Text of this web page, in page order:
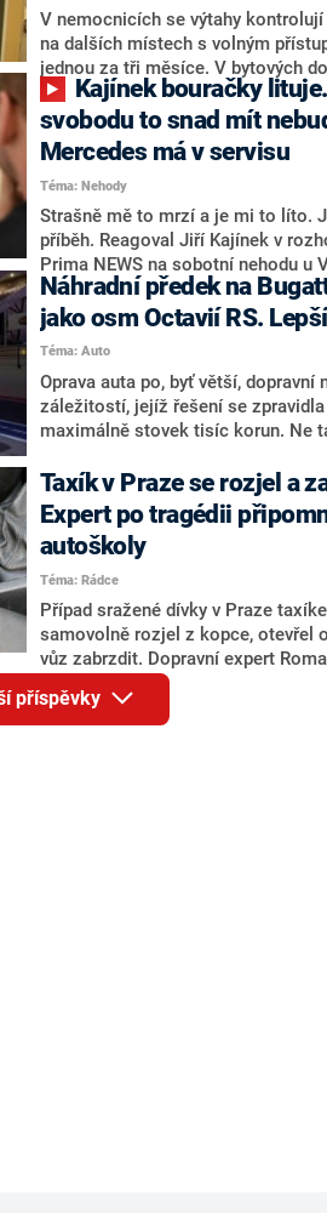
V nemocnicích se výtahy
na dalších místech s volným
jednou za tři měsíce. V bytových
jednou za čtyři. Inspektoři ale varují
starších výtahů provozovatelé
která by mohla vést k tragédii.
svobodu to snad mít
Mercedes má v servisu
Téma: Nehody
Strašně mě to mrzí a je mi to líto.
příběh. Reagoval Jiří Kajínek v
Prima NEWS na sobotní nehodu u
svým Mercedesem S class tam
ve které jely dvě osoby. Řidiče a
do nemocnice odvézt záchranná
podle svých slov žádné zranění
Náhradní předek na
jako osm Octavií RS.
Téma: Auto
Oprava auta po, byť větší, dopravní
záležitostí, jejíž řešení se
maximálně stovek tisíc korun. Ne
komponenty nejrychlejšího
ukrutných 8,9 milionu korun. No,
Taxík v Praze se rozjel a
Expert po tragédii
autoškoly
Téma: Rádce
Případ sražené dívky v Praze
samovolně rozjel z kopce, otevřel
vůz zabrzdit. Dopravní expert
rozhovoru pro CNN Prima NEWS
které se žáci učí již v autoškole.
postupovat?
příspěvky